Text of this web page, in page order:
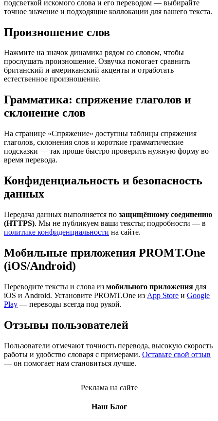
подсветкой искомого слова и его переводом — выбирайте
точное значение и подходящие коллокации для вашего текста.
Произношение слов
Нажмите на значок динамика рядом со словом, чтобы
прослушать произношение. Озвучка помогает сравнить
британский и американский акценты и отработать
естественное произношение.
Грамматика: спряжение глаголов и
склонение слов
На странице «Спряжение» доступны таблицы спряжения
глаголов, склонения слов и короткие грамматические
подсказки — так проще быстро проверить нужную форму во
время перевода.
Конфиденциальность и безопасность
данных
Передача данных выполняется по защищённому соединению
(HTTPS). Мы не публикуем ваши тексты; подробности — в
политике конфиденциальности на сайте.
Мобильные приложения PROMT.One
(iOS/Android)
Переводите тексты и слова из мобильного приложения для
iOS и Android. Установите PROMT.One из App Store и Google
Play — переводы всегда под рукой.
Отзывы пользователей
Пользователи отмечают точность перевода, высокую скорость
работы и удобство словаря с примерами. Оставьте свой отзыв
— он помогает нам становиться лучше.
Реклама на сайте
Наш Блог